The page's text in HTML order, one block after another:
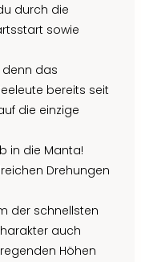
durch die
sowie
denn das
bereits seit
die einzige
in die Manta!
Drehungen
der schnellsten
auch
Höhen